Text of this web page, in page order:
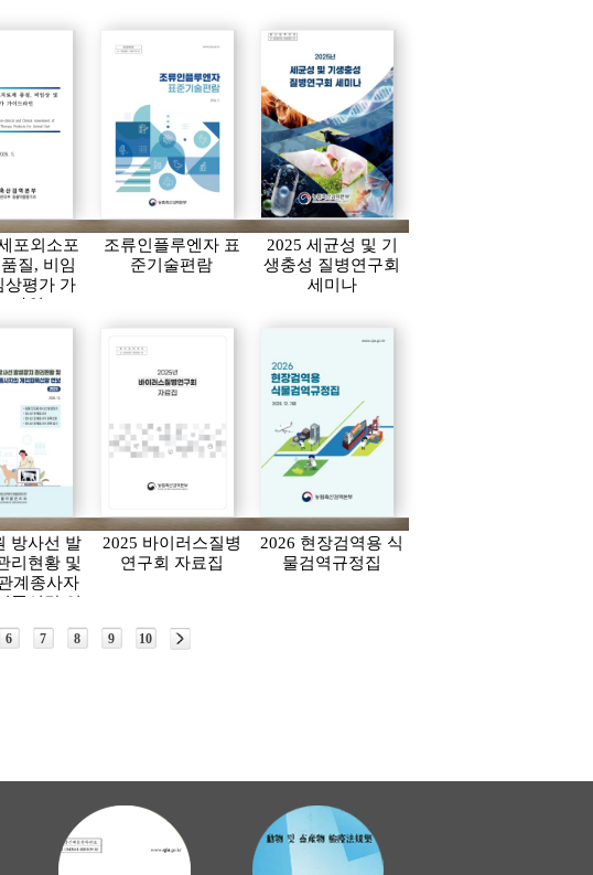
포외소포
질, 비임
상평가 가
라인
조류인플루엔자 표
준기술편람
2025 세균성 및 기
생충성 질병연구회
세미나
방사선 발
리현황 및
계종사자
폭선량 연
2025 바이러스질병
연구회 자료집
2026 현장검역용 식
물검역규정집
6 7 8 9 10